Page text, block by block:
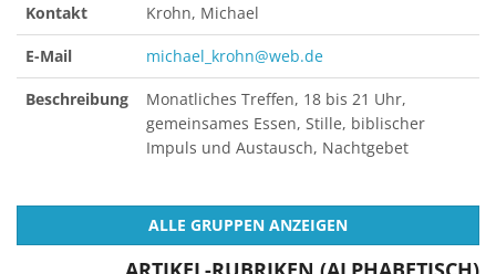
Kontakt Krohn, Michael
E-Mail michael_krohn@web.de
Beschreibung
Monatliches Treffen, 18 bis 21 Uhr,
gemeinsames Essen, Stille, biblischer
Impuls und Austausch, Nachtgebet
ALLE GRUPPEN ANZEIGEN